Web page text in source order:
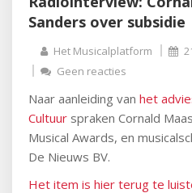
Sanders over subsidie
Het Musicalplatform
Geen reacties
Naar aanleiding van het
Cultuur spraken Cornald
Musical Awards, en
De Nieuws BV.
Het item is hier terug te